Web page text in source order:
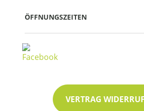
ÖFFNUNGSZEITEN
VERTRAG